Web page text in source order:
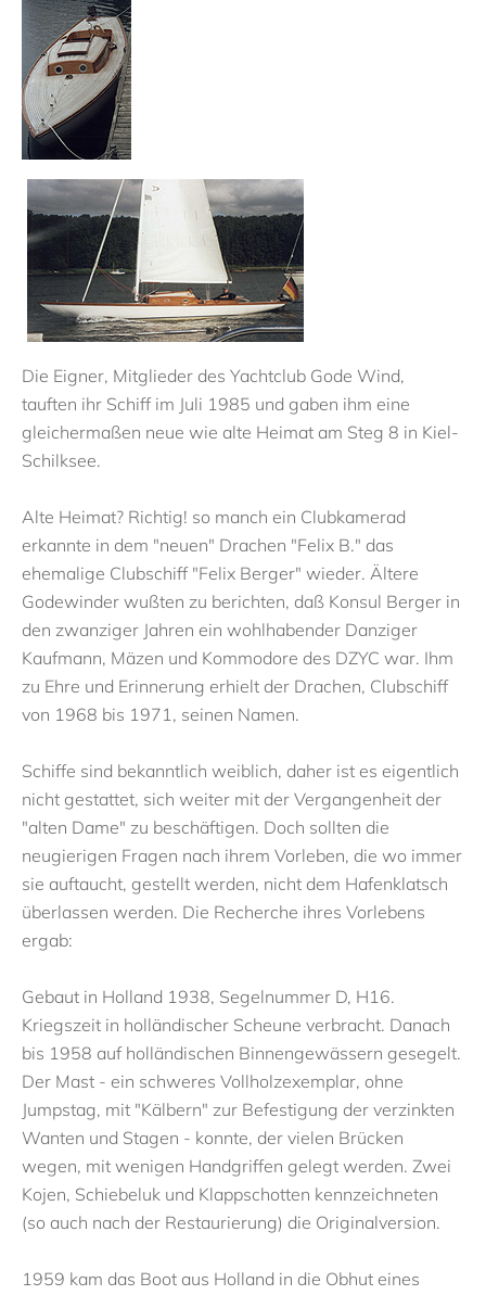
Die Eigner, Mitglieder des Yachtclub Gode Wind,
tauften ihr Schiff im Juli 1985 und gaben ihm eine
gleichermaßen neue wie alte Heimat am Steg 8 in Kiel-
Schilksee.
Alte Heimat? Richtig! so manch ein Clubkamerad
erkannte in dem "neuen" Drachen "Felix B." das
ehemalige Clubschiff "Felix Berger" wieder. Ältere
Godewinder wußten zu berichten, daß Konsul Berger in
den zwanziger Jahren ein wohlhabender Danziger
Kaufmann, Mäzen und Kommodore des DZYC war. Ihm
zu Ehre und Erinnerung erhielt der Drachen, Clubschiff
von 1968 bis 1971, seinen Namen.
Schiffe sind bekanntlich weiblich, daher ist es eigentlich
nicht gestattet, sich weiter mit der Vergangenheit der
"alten Dame" zu beschäftigen. Doch sollten die
neugierigen Fragen nach ihrem Vorleben, die wo immer
sie auftaucht, gestellt werden, nicht dem Hafenklatsch
überlassen werden. Die Recherche ihres Vorlebens
ergab:
Gebaut in Holland 1938, Segelnummer D, H16.
Kriegszeit in holländischer Scheune verbracht. Danach
bis 1958 auf holländischen Binnengewässern gesegelt.
Der Mast - ein schweres Vollholzexemplar, ohne
Jumpstag, mit "Kälbern" zur Befestigung der verzinkten
Wanten und Stagen - konnte, der vielen Brücken
wegen, mit wenigen Handgriffen gelegt werden. Zwei
Kojen, Schiebeluk und Klappschotten kennzeichneten
(so auch nach der Restaurierung) die Originalversion.
1959 kam das Boot aus Holland in die Obhut eines